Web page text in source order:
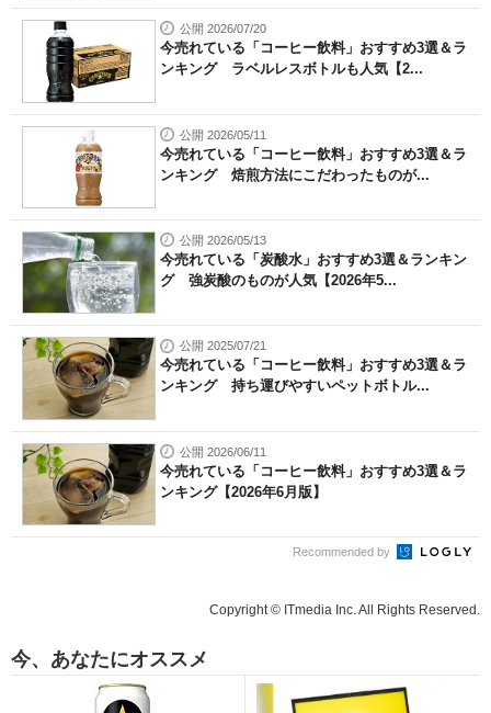
公開 2026/07/20
今売れている「コーヒー飲料」おすすめ3選＆ラ
ンキング ラベルレスボトルも人気【2...
公開 2026/05/11
今売れている「コーヒー飲料」おすすめ3選＆ラ
ンキング 焙煎方法にこだわったものが...
公開 2026/05/13
今売れている「炭酸水」おすすめ3選＆ランキン
グ 強炭酸のものが人気【2026年5...
公開 2025/07/21
今売れている「コーヒー飲料」おすすめ3選＆ラ
ンキング 持ち運びやすいペットボトル...
公開 2026/06/11
今売れている「コーヒー飲料」おすすめ3選＆ラ
ンキング【2026年6月版】
Recommended by
Copyright © ITmedia Inc. All Rights Reserved.
今、あなたにオススメ